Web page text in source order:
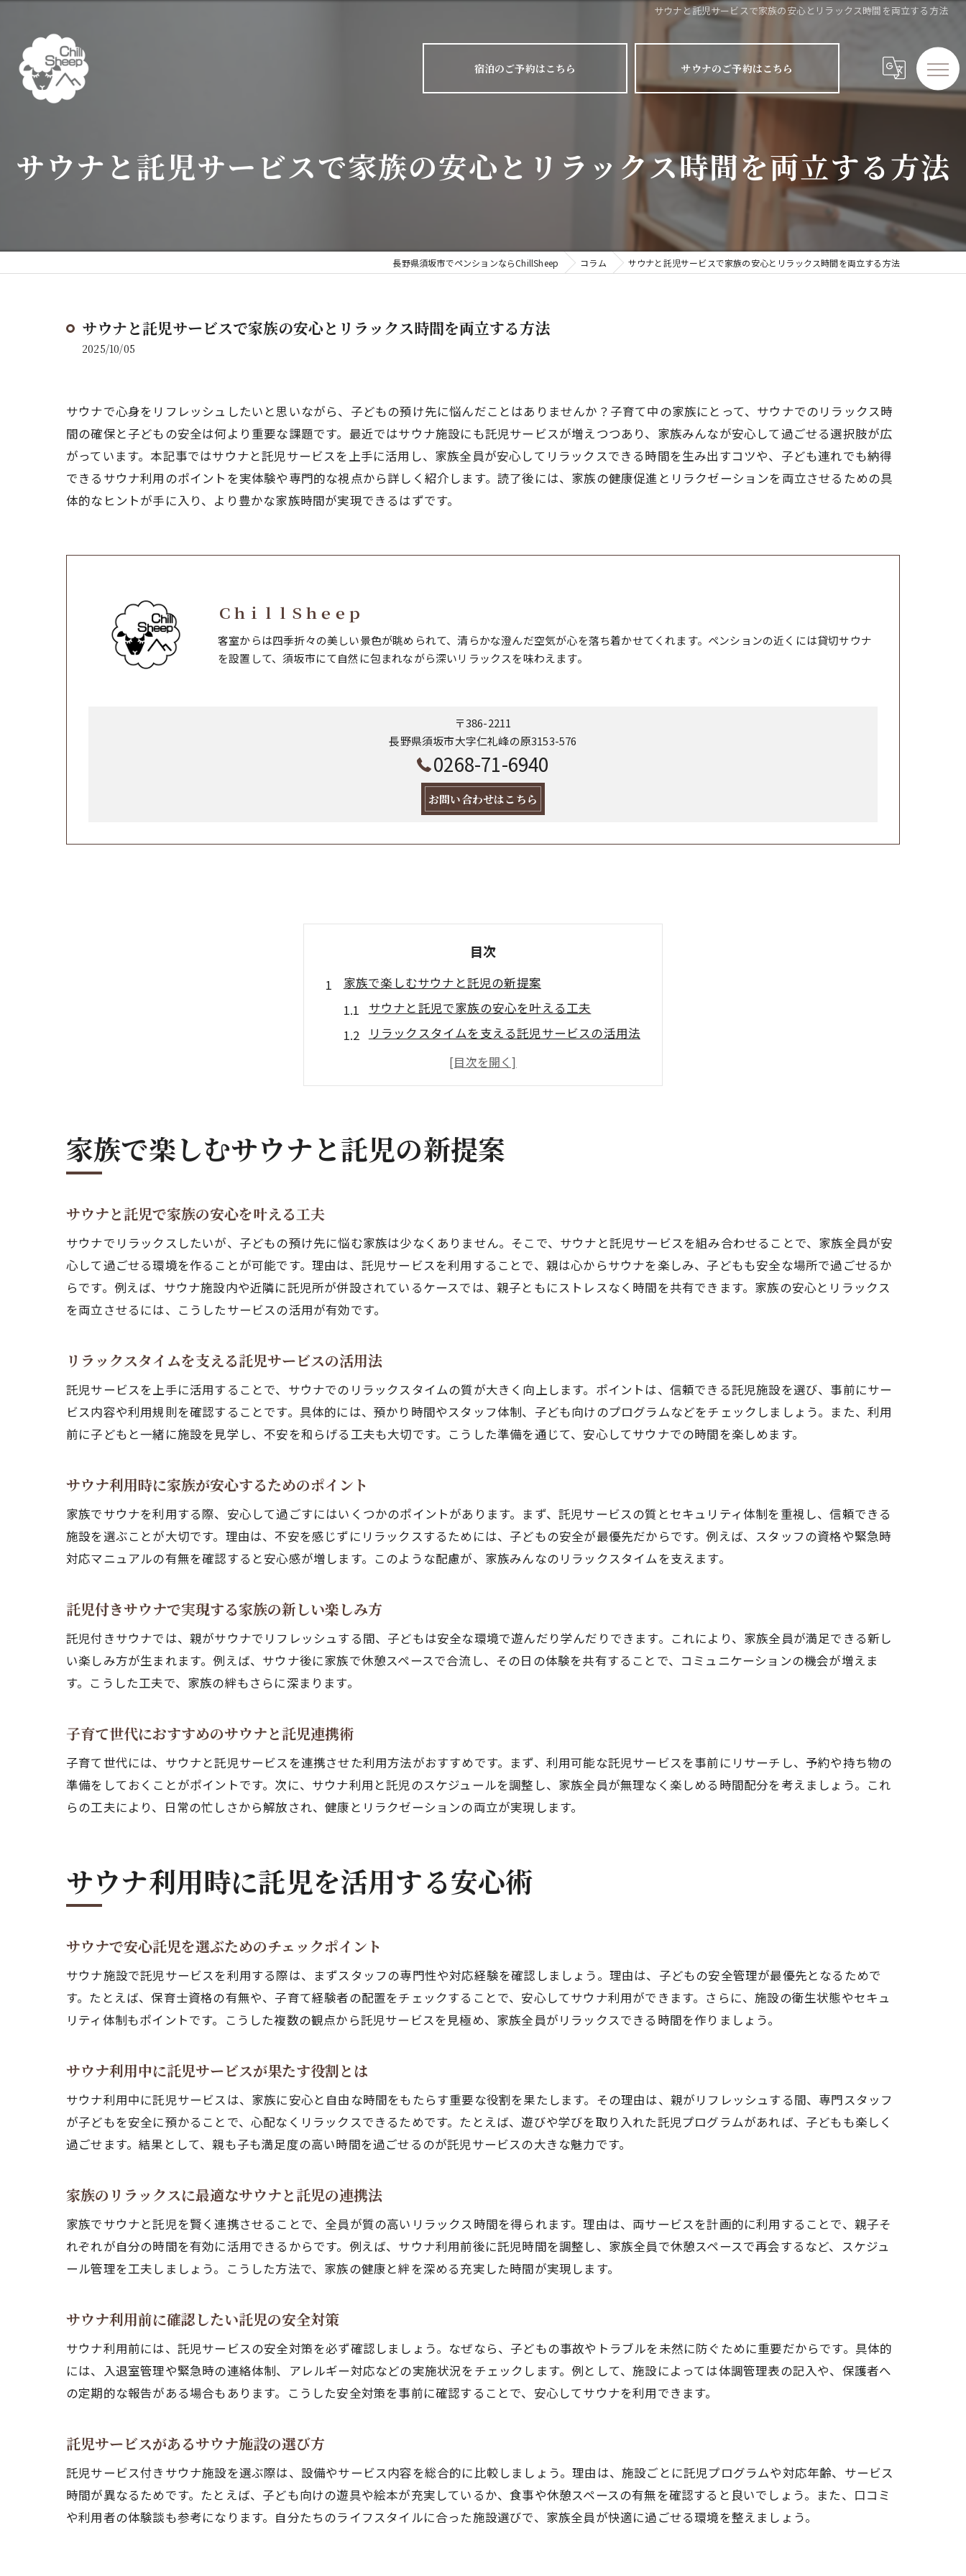
サウナと託児サービスで家族の安心とリラックス時間を両立する方法
宿泊のご予約はこちら サウナのご予約はこちら
サウナと託児サービスで家族の安心とリラックス時間を両立する方法
長野県須坂市でペンションならChillSheep コラム サウナと託児サービスで家族の安心とリラックス時間を両立する方法
サウナと託児サービスで家族の安心とリラックス時間を両立する方法
2025/10/05
サウナで心身をリフレッシュしたいと思いながら、子どもの預け先に悩んだことはありませんか？子育て中の家族にとって、サウナでのリラックス時
間の確保と子どもの安全は何より重要な課題です。最近ではサウナ施設にも託児サービスが増えつつあり、家族みんなが安心して過ごせる選択肢が広
がっています。本記事ではサウナと託児サービスを上手に活用し、家族全員が安心してリラックスできる時間を生み出すコツや、子ども連れでも納得
できるサウナ利用のポイントを実体験や専門的な視点から詳しく紹介します。読了後には、家族の健康促進とリラクゼーションを両立させるための具
体的なヒントが手に入り、より豊かな家族時間が実現できるはずです。
ＣｈｉｌｌＳｈｅｅｐ
客室からは四季折々の美しい景色が眺められて、清らかな澄んだ空気が心を落ち着かせてくれます。ペンションの近くには貸切サウナ
を設置して、須坂市にて自然に包まれながら深いリラックスを味わえます。
〒386-2211
長野県須坂市大字仁礼峰の原3153-576
0268-71-6940
お問い合わせはこちら
目次
家族で楽しむサウナと託児の新提案
サウナと託児で家族の安心を叶える工夫
リラックスタイムを支える託児サービスの活用法
サウナ利用時に家族が安心するためのポイント
託児付きサウナで実現する家族の新しい楽しみ方
サウナ利用時に託児を活用する安心術
サウナで安心託児を選ぶためのチェックポイント
サウナ利用前に確認したい託児の安全対策
託児サービスがあるサウナ施設の選び方
子育て世代が知りたいサウナ活用法
サウナを子育て世代が安心して利用するコツ
サウナの利用年齢や子どもの安全ポイント
リラックスと子どもの安全を両立する方法
サウナと託児で実現する家族の健康習慣
託児サービスで叶える家族のリラックス時間
家族全員がリフレッシュできるサウナ体験
託児サービスが生み出す家族の新習慣とは
サウナ利用中のリラックスを託児でサポート
サウナで子どもの安全を守るための注意点
託児サービスを活用したサウナ利用の安心法
サウナデビュー時に知っておきたいポイント
サウナと託児サービスの魅力を体験から解説
サウナと託児の実体験から得た安心の秘訣
家族で体験するサウナと託児のメリット
サウナ利用者が語る託児サービスの魅力とは
家族で楽しむサウナと託児の新提案
サウナと託児で家族の安心を叶える工夫
サウナでリラックスしたいが、子どもの預け先に悩む家族は少なくありません。そこで、サウナと託児サービスを組み合わせることで、家族全員が安
心して過ごせる環境を作ることが可能です。理由は、託児サービスを利用することで、親は心からサウナを楽しみ、子どもも安全な場所で過ごせるか
らです。例えば、サウナ施設内や近隣に託児所が併設されているケースでは、親子ともにストレスなく時間を共有できます。家族の安心とリラックス
を両立させるには、こうしたサービスの活用が有効です。
リラックスタイムを支える託児サービスの活用法
託児サービスを上手に活用することで、サウナでのリラックスタイムの質が大きく向上します。ポイントは、信頼できる託児施設を選び、事前にサー
ビス内容や利用規則を確認することです。具体的には、預かり時間やスタッフ体制、子ども向けのプログラムなどをチェックしましょう。また、利用
前に子どもと一緒に施設を見学し、不安を和らげる工夫も大切です。こうした準備を通じて、安心してサウナでの時間を楽しめます。
サウナ利用時に家族が安心するためのポイント
家族でサウナを利用する際、安心して過ごすにはいくつかのポイントがあります。まず、託児サービスの質とセキュリティ体制を重視し、信頼できる
施設を選ぶことが大切です。理由は、不安を感じずにリラックスするためには、子どもの安全が最優先だからです。例えば、スタッフの資格や緊急時
対応マニュアルの有無を確認すると安心感が増します。このような配慮が、家族みんなのリラックスタイムを支えます。
託児付きサウナで実現する家族の新しい楽しみ方
託児付きサウナでは、親がサウナでリフレッシュする間、子どもは安全な環境で遊んだり学んだりできます。これにより、家族全員が満足できる新し
い楽しみ方が生まれます。例えば、サウナ後に家族で休憩スペースで合流し、その日の体験を共有することで、コミュニケーションの機会が増えま
す。こうした工夫で、家族の絆もさらに深まります。
子育て世代におすすめのサウナと託児連携術
子育て世代には、サウナと託児サービスを連携させた利用方法がおすすめです。まず、利用可能な託児サービスを事前にリサーチし、予約や持ち物の
準備をしておくことがポイントです。次に、サウナ利用と託児のスケジュールを調整し、家族全員が無理なく楽しめる時間配分を考えましょう。これ
らの工夫により、日常の忙しさから解放され、健康とリラクゼーションの両立が実現します。
サウナ利用時に託児を活用する安心術
サウナで安心託児を選ぶためのチェックポイント
サウナ施設で託児サービスを利用する際は、まずスタッフの専門性や対応経験を確認しましょう。理由は、子どもの安全管理が最優先となるためで
す。たとえば、保育士資格の有無や、子育て経験者の配置をチェックすることで、安心してサウナ利用ができます。さらに、施設の衛生状態やセキュ
リティ体制もポイントです。こうした複数の観点から託児サービスを見極め、家族全員がリラックスできる時間を作りましょう。
サウナ利用中に託児サービスが果たす役割とは
サウナ利用中に託児サービスは、家族に安心と自由な時間をもたらす重要な役割を果たします。その理由は、親がリフレッシュする間、専門スタッフ
が子どもを安全に預かることで、心配なくリラックスできるためです。たとえば、遊びや学びを取り入れた託児プログラムがあれば、子どもも楽しく
過ごせます。結果として、親も子も満足度の高い時間を過ごせるのが託児サービスの大きな魅力です。
家族のリラックスに最適なサウナと託児の連携法
家族でサウナと託児を賢く連携させることで、全員が質の高いリラックス時間を得られます。理由は、両サービスを計画的に利用することで、親子そ
れぞれが自分の時間を有効に活用できるからです。例えば、サウナ利用前後に託児時間を調整し、家族全員で休憩スペースで再会するなど、スケジュ
ール管理を工夫しましょう。こうした方法で、家族の健康と絆を深める充実した時間が実現します。
サウナ利用前に確認したい託児の安全対策
サウナ利用前には、託児サービスの安全対策を必ず確認しましょう。なぜなら、子どもの事故やトラブルを未然に防ぐために重要だからです。具体的
には、入退室管理や緊急時の連絡体制、アレルギー対応などの実施状況をチェックします。例として、施設によっては体調管理表の記入や、保護者へ
の定期的な報告がある場合もあります。こうした安全対策を事前に確認することで、安心してサウナを利用できます。
託児サービスがあるサウナ施設の選び方
託児サービス付きサウナ施設を選ぶ際は、設備やサービス内容を総合的に比較しましょう。理由は、施設ごとに託児プログラムや対応年齢、サービス
時間が異なるためです。たとえば、子ども向けの遊具や絵本が充実しているか、食事や休憩スペースの有無を確認すると良いでしょう。また、口コミ
や利用者の体験談も参考になります。自分たちのライフスタイルに合った施設選びで、家族全員が快適に過ごせる環境を整えましょう。